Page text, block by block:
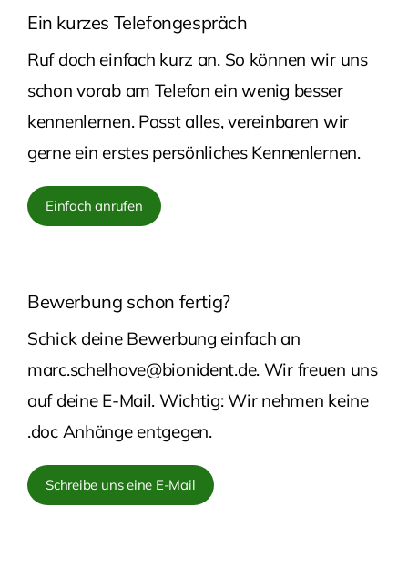
Ein kurzes Telefongespräch
Ruf doch einfach kurz an. So können wir uns
schon vorab am Telefon ein wenig besser
kennenlernen. Passt alles, vereinbaren wir
gerne ein erstes persönliches Kennenlernen.
Einfach anrufen
Bewerbung schon fertig?
Schick deine Bewerbung einfach an
marc.schelhove@bionident.de. Wir freuen uns
auf deine E-Mail. Wichtig: Wir nehmen keine
.doc Anhänge entgegen.
Schreibe uns eine E-Mail